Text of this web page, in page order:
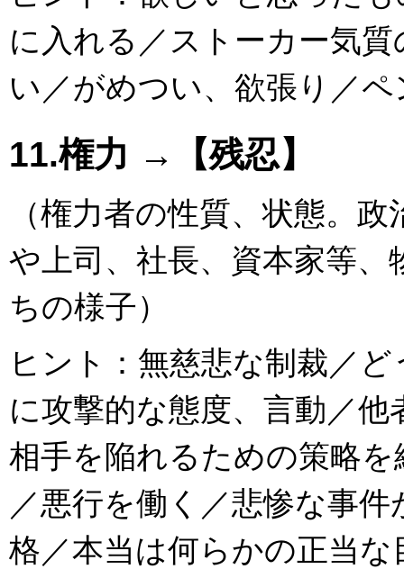
に入れる／ストーカー気
い／がめつい、欲張り／
11.権力 →【残忍】
（権力者の性質、状態。
や上司、社長、資本家等
ちの様子）
ヒント：無慈悲な制裁／
に攻撃的な態度、言動／
相手を陥れるための策略
／悪行を働く／悲惨な事
格／本当は何らかの正当